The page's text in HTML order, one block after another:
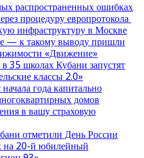
распространенных ошибках
процедуру европротокола
инфраструктуру в Москве
— к такому выводу пришли
«Движение»
35 школах Кубани запустят
классы 2.0»
года капитально
домов
в вашу страховую
отметили День России
на 20-й юбилейный